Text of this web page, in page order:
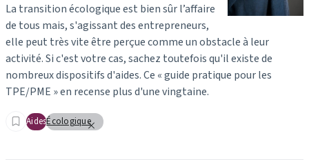
La transition écologique est bien sûr l’affaire
de tous mais, s'agissant des entrepreneurs,
elle peut très vite être perçue comme un obstacle à leur
activité. Si c'est votre cas, sachez toutefois qu'il existe de
nombreux dispositifs d'aides. Ce « guide pratique pour les
TPE/PME » en recense plus d'une vingtaine.
AidesÉcologique